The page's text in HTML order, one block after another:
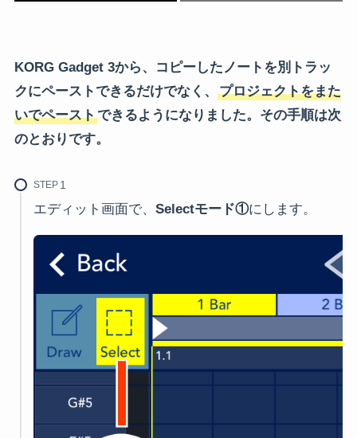
KORG Gadget 3から、コピーしたノートを別トラッ
クにペーストできるだけでなく、
プロジェクトをまた
いでペーストできるようになりました。その手順は次
のとおりです。
STEP
エディット画面で、 Selectモード①にします。